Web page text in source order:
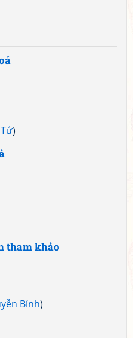
)
tham khảo
Bính)